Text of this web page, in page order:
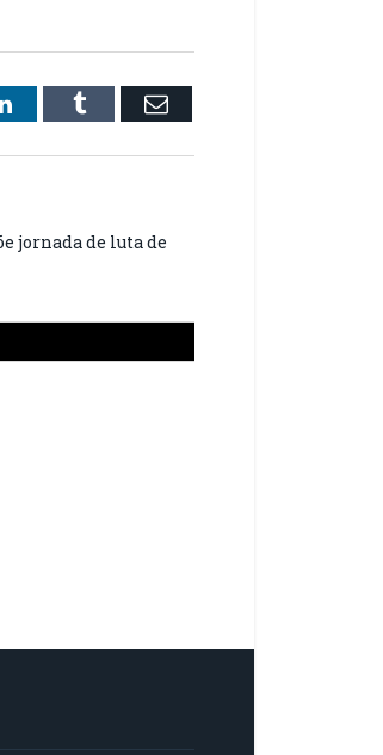
LinkedInTumblr Email
jornada de luta de